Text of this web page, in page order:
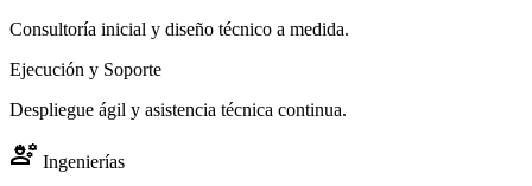
Consultoría inicial y diseño técnico a medida.
Ejecución y Soporte
Despliegue ágil y asistencia técnica continua.
engineering Ingenierías